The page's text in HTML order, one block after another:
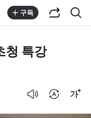
구독
청 특강